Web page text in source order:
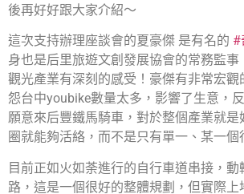
後再好好跟大家介紹～
這次支持辦理座談會的夏豪傑 是有名的 #
身也是后里旅遊文創發展協會的常務監事
觀光產業有深刻的感受！豪傑有非常宏觀
怨台中youbike數量太多，影響了生意，
願意來后豐鐵馬騎車，對於整個產業就是
圈就能夠活絡，而不是只有單一、某一個
目前正如火如荼進行的自行車道串接，
路，這是一個很好的整體規劃，但實際上